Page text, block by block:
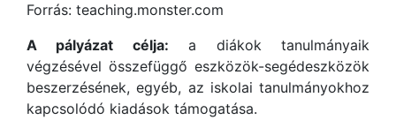
Forrás: teaching.monster.com
A pályázat célja: a diákok tanulmányaik
végzésével összefüggő eszközök-segédeszközök
beszerzésének, egyéb, az iskolai tanulmányokhoz
kapcsolódó kiadások támogatása.